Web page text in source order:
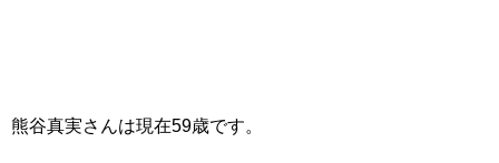
熊谷真実さんは現在59歳です。